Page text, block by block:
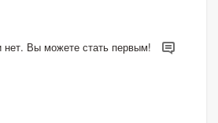
нет. Вы можете стать первым!